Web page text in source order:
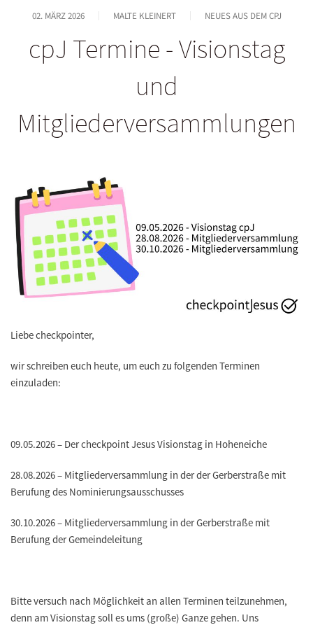
02. MÄRZ 2026 MALTE KLEINERT NEUES AUS DEM CPJ
cpJ Termine - Visionstag
und
Mitgliederversammlungen
Liebe checkpointer,
wir schreiben euch heute, um euch zu folgenden Terminen
einzuladen:
09.05.2026 – Dercheckpoint Jesus Visionstag in Hoheneiche
28.08.2026 – Mitgliederversammlung in der der Gerberstraße mit
Berufung des Nominierungsausschusses
30.10.2026 – Mitgliederversammlung in der Gerberstraße mit
Berufung der Gemeindeleitung
Bitte versuch nach Möglichkeit an allen Terminen teilzunehmen,
denn am Visionstag soll es ums (große) Ganze gehen. Uns